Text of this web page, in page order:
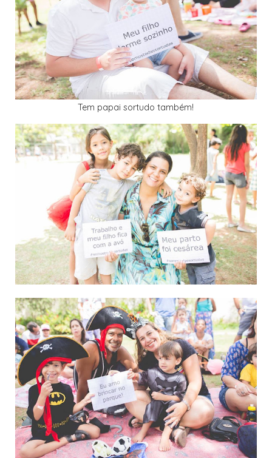
Tem papai sortudo também!